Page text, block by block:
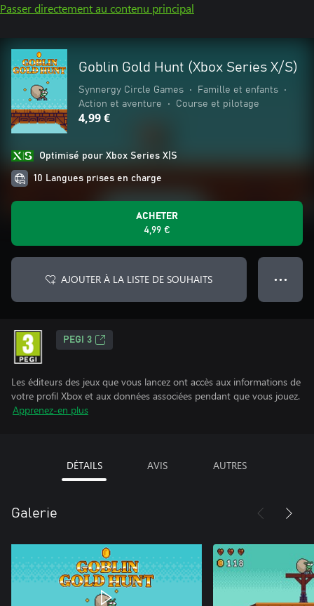
Passer directement au contenu principal
Goblin Gold Hunt (Xbox Series X/S)
Synnergy Circle Games • Famille et enfants
•
Action et aventure
• Course et pilotage
4,99 €
Optimisé pour Xbox Series X|S
10 Langues prises en charge
ACHETER
4,99 €
AJOUTER À LA LISTE DE SOUHAITS ● ● ●
PEGI 3
Les éditeurs des jeux que vous lancez ont accès aux informations de
votre profil Xbox et aux données associées pendant que vous jouez.
Apprenez-en plus
DÉTAILS AVIS AUTRES
Galerie